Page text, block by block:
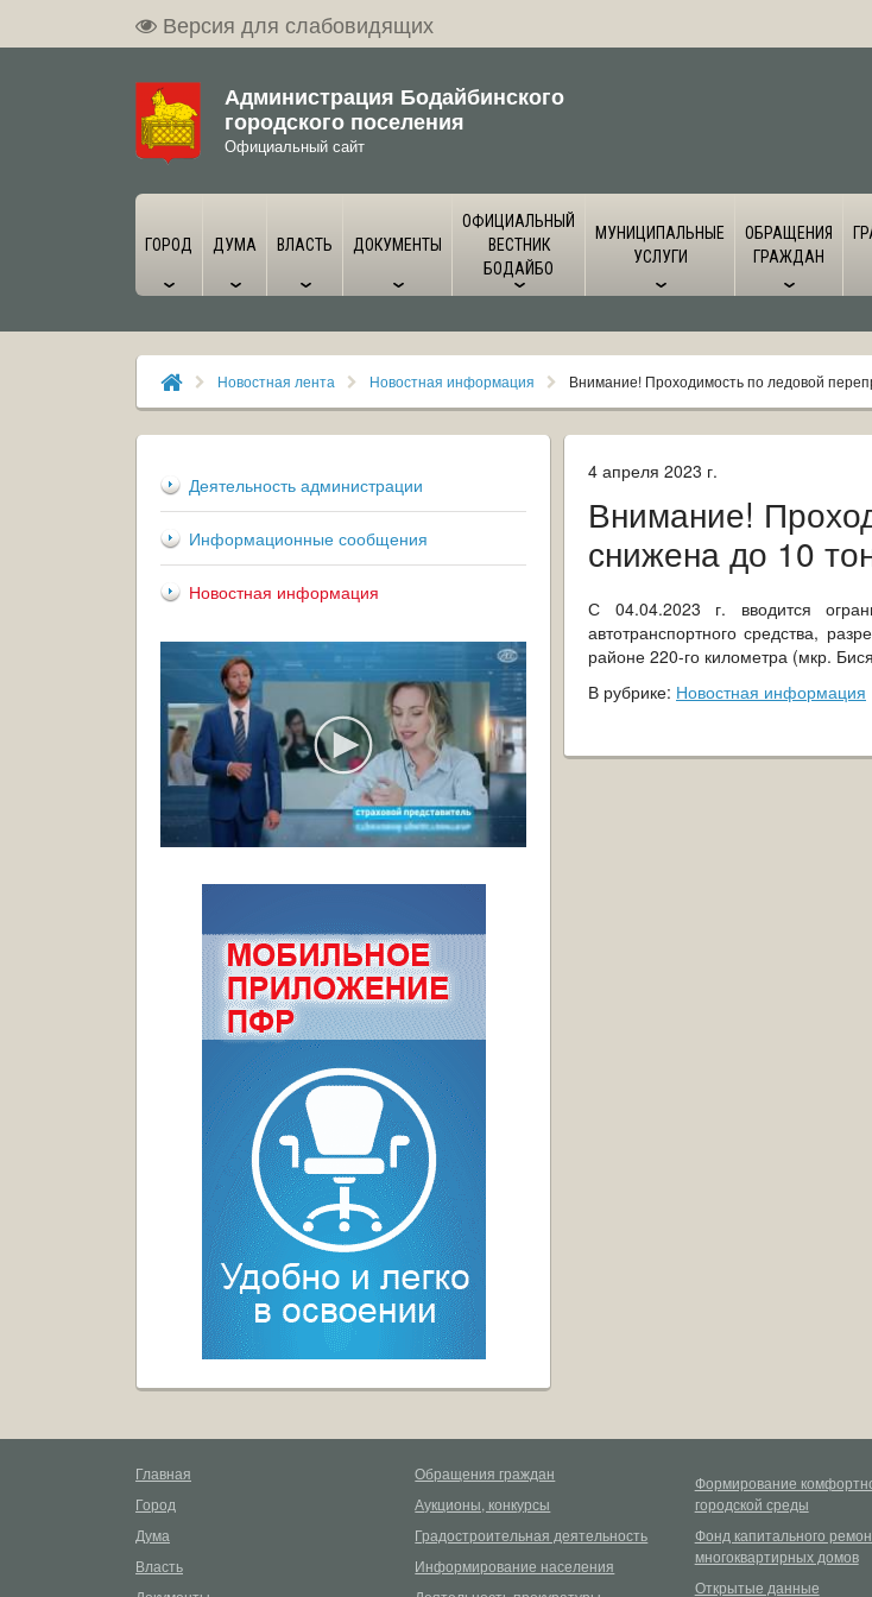
Версия для слабовидящих
Администрация Бодайбинского
городского поселения
Официальный сайт
ГОРОД ДУМА ВЛАСТЬ ДОКУМЕНТЫ
ОФИЦИАЛЬНЫЙ
ВЕСТНИК
БОДАЙБО
МУНИЦИПАЛЬНЫЕ
УСЛУГИ
ОБРАЩЕНИЯ
ГРАЖДАН
Новостная лента Новостная информация Внимание! Проходимость по ледовой
Деятельность администрации
Информационные сообщения
Новостная информация
4 апреля 2023 г.
Внимание!
снижена до 10
С 04.04.2023 г. вводится
автотранспортного средства,
районе 220-го километра (мкр.
В рубрике: Новостная информация
Главная
Город
Дума
Власть
Обращения граждан
Аукционы, конкурсы
Градостроительная деятельность
Информирование населения
Формирование
городской среды
Фонд капитального
многоквартирных домов
Открытые данные